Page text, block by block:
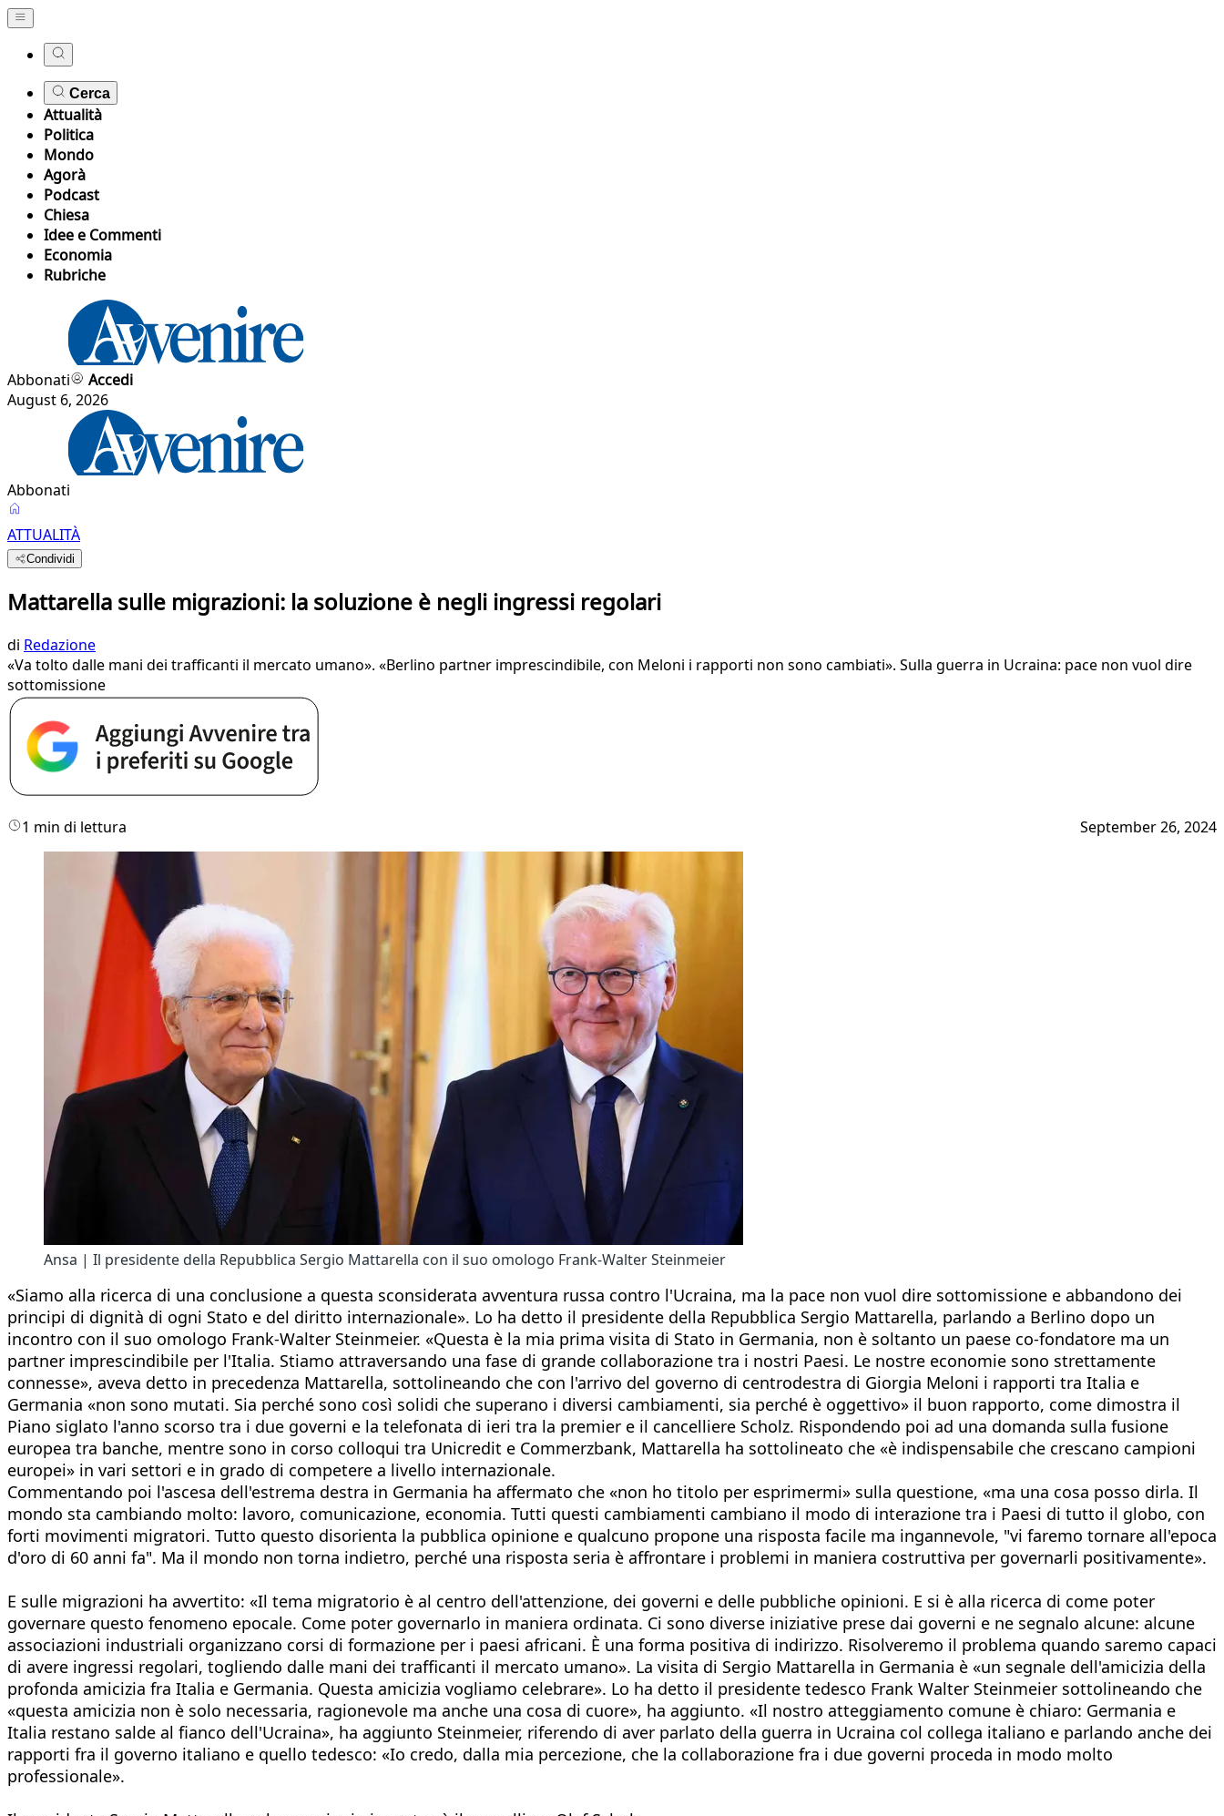
Cerca
Attualità
Politica
Mondo
Agorà
Podcast
Chiesa
Idee e Commenti
Economia
Rubriche
Abbonati
Accedi
August 6, 2026
Abbonati
ATTUALITÀ
Condividi
Mattarella sulle migrazioni: la soluzione è negli ingressi regolari
di Redazione
«Va tolto dalle mani dei trafficanti il mercato umano». «Berlino partner imprescindibile, con Meloni i rapporti non sono cambiati». Sulla guerra in Ucraina: pace non vuol dire
sottomissione
1 min di lettura September 26, 2024
Ansa | Il presidente della Repubblica Sergio Mattarella con il suo omologo Frank-Walter Steinmeier
«Siamo alla ricerca di una conclusione a questa sconsiderata avventura russa contro l'Ucraina, ma la pace non vuol dire sottomissione e abbandono dei
principi di dignità di ogni Stato e del diritto internazionale». Lo ha detto il presidente della Repubblica Sergio Mattarella, parlando a Berlino dopo un
incontro con il suo omologo Frank-Walter Steinmeier. «Questa è la mia prima visita di Stato in Germania, non è soltanto un paese co-fondatore ma un
partner imprescindibile per l'Italia. Stiamo attraversando una fase di grande collaborazione tra i nostri Paesi. Le nostre economie sono strettamente
connesse», aveva detto in precedenza Mattarella, sottolineando che con l'arrivo del governo di centrodestra di Giorgia Meloni i rapporti tra Italia e
Germania «non sono mutati. Sia perché sono così solidi che superano i diversi cambiamenti, sia perché è oggettivo» il buon rapporto, come dimostra il
Piano siglato l'anno scorso tra i due governi e la telefonata di ieri tra la premier e il cancelliere Scholz. Rispondendo poi ad una domanda sulla fusione
europea tra banche, mentre sono in corso colloqui tra Unicredit e Commerzbank, Mattarella ha sottolineato che «è indispensabile che crescano campioni
europei» in vari settori e in grado di competere a livello internazionale.
Commentando poi l'ascesa dell'estrema destra in Germania ha affermato che «non ho titolo per esprimermi» sulla questione, «ma una cosa posso dirla. Il
mondo sta cambiando molto: lavoro, comunicazione, economia. Tutti questi cambiamenti cambiano il modo di interazione tra i Paesi di tutto il globo, con
forti movimenti migratori. Tutto questo disorienta la pubblica opinione e qualcuno propone una risposta facile ma ingannevole, "vi faremo tornare all'epoca
d'oro di 60 anni fa". Ma il mondo non torna indietro, perché una risposta seria è affrontare i problemi in maniera costruttiva per governarli positivamente».
E sulle migrazioni ha avvertito: «Il tema migratorio è al centro dell'attenzione, dei governi e delle pubbliche opinioni. E si è alla ricerca di come poter
governare questo fenomeno epocale. Come poter governarlo in maniera ordinata. Ci sono diverse iniziative prese dai governi e ne segnalo alcune: alcune
associazioni industriali organizzano corsi di formazione per i paesi africani. È una forma positiva di indirizzo. Risolveremo il problema quando saremo capaci
di avere ingressi regolari, togliendo dalle mani dei trafficanti il mercato umano». La visita di Sergio Mattarella in Germania è «un segnale dell'amicizia della
profonda amicizia fra Italia e Germania. Questa amicizia vogliamo celebrare». Lo ha detto il presidente tedesco Frank Walter Steinmeier sottolineando che
«questa amicizia non è solo necessaria, ragionevole ma anche una cosa di cuore», ha aggiunto. «Il nostro atteggiamento comune è chiaro: Germania e
Italia restano salde al fianco dell'Ucraina», ha aggiunto Steinmeier, riferendo di aver parlato della guerra in Ucraina col collega italiano e parlando anche dei
rapporti fra il governo italiano e quello tedesco: «Io credo, dalla mia percezione, che la collaborazione fra i due governi proceda in modo molto
professionale».